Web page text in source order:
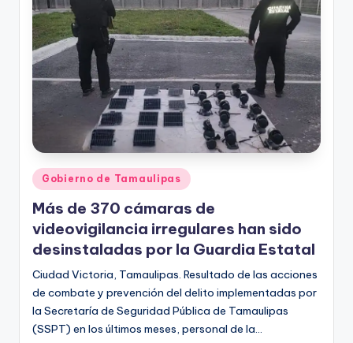
Publicado
en
Gobierno de Tamaulipas
Más de 370 cámaras de
videovigilancia irregulares han sido
desinstaladas por la Guardia Estatal
Ciudad Victoria, Tamaulipas. Resultado de las acciones
de combate y prevención del delito implementadas por
la Secretaría de Seguridad Pública de Tamaulipas
(SSPT) en los últimos meses, personal de la…